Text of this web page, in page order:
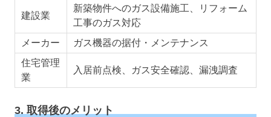
建設業
新築物件へのガス設備施工、リフォーム
工事のガス対応
メーカー
ガス機器の据付・メンテナンス
住宅管理
業
入居前点検、ガス安全確認、漏洩調査
3. 取得後のメリット